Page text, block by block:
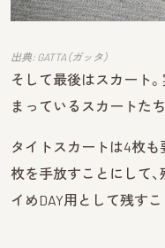
出典: GATTA（ガッタ）
そして最後はスカート
まっているスカートたち
タイトスカートは4枚も
枚を手放すことにして
イめDAY用として残すこ